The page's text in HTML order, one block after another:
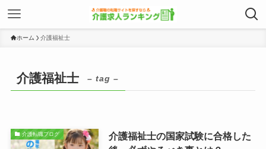
ホーム 介護福祉士
介護福祉士 – tag –
介護転職ブログ
介護福祉士の国家試験に合格した